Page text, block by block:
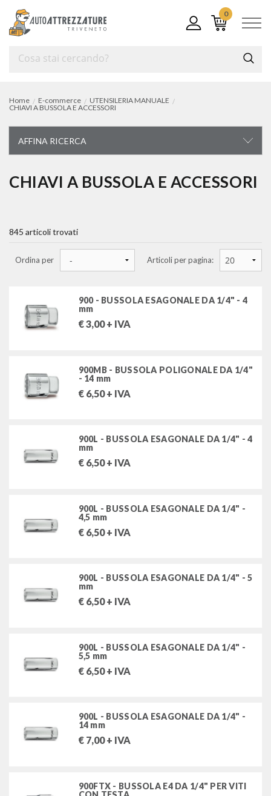
0
Home E-commerce
UTENSILERIA MANUALE
CHIAVI A BUSSOLA E ACCESSORI
AFFINA RICERCA
UTENSILERIA MANUALE
chiavi di manovra
chiavi a bussola e accessori
bussole e accessori da 1/2"
ricambi per cricchetti
giraviti, cacciaviti, chiavi maschio
martelli e scalpelli
utensili per misurare e tracciare
rivettatrici e rivetti
saldatori e stazioni di saldatura
MARCHI
STANLEY-USAG-SWK
CHIAVI A BUSSOLA E ACCESSORI
845 articoli trovati
Ordina per Articoli per pagina:
900 - BUSSOLA ESAGONALE DA 1/4" - 4
mm
€3,00+ IVA
900MB - BUSSOLA POLIGONALE DA 1/4"
- 14 mm
€ 6,50+ IVA
900L - BUSSOLA ESAGONALE DA 1/4" - 4
mm
€ 6,50+ IVA
900L - BUSSOLA ESAGONALE DA 1/4" -
4,5 mm
€ 6,50+ IVA
900L - BUSSOLA ESAGONALE DA 1/4" - 5
mm
€ 6,50+ IVA
900L - BUSSOLA ESAGONALE DA 1/4" -
5,5 mm
€ 6,50+ IVA
900L - BUSSOLA ESAGONALE DA 1/4" -
14 mm
€ 7,00+ IVA
900FTX - BUSSOLA E4 DA 1/4" PER VITI